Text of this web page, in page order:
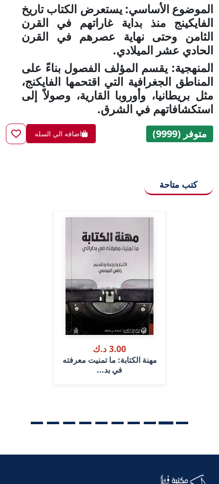
الموضوع الأساسي: يستعرض الكتاب تاريخ
الفايكينج منذ بداية غاراتهم في القرن
الثامن وحتى نهاية عصرهم في القرن
الحادي عشر الميلادي.
المنهجية: يقسم المؤلف الفصول بناءً على
المناطق الجغرافية التي اقتحمها الفايكنج،
مثل بريطانيا، وأوروبا القارية، وصولاً إلى
استكشافاتهم في الشرق.
متوفر (9999) اضافه الي السله
كتب متاحة
3.00 د.ك
مهنة الكتابة: ما تمنيت معرفته
في بد...